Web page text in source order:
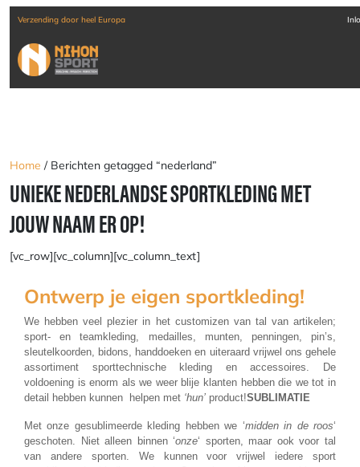
Verzending door heel Europa
Home / Berichten getagged “nederland”
UNIEKE NEDERLANDSE SPORTKLEDING MET
JOUW NAAM ER OP!
[vc_row][vc_column][vc_column_text]
Ontwerp je eigen sportkleding!
We hebben veel plezier in het customizen van tal van artikelen;
sport- en teamkleding, medailles, munten, penningen, pin’s,
sleutelkoorden, bidons, handdoeken en uiteraard vrijwel ons gehele
assortiment sporttechnische kleding en accessoires. De
voldoening is enorm als we weer blije klanten hebben die we tot in
detail hebben kunnen helpen met ‘hun’ product!SUBLIMATIE
Met onze gesublimeerde kleding hebben we ‘midden in de roos‘
geschoten. Niet alleen binnen ‘onze‘ sporten, maar ook voor tal
van andere sporten. We kunnen voor vrijwel iedere sport